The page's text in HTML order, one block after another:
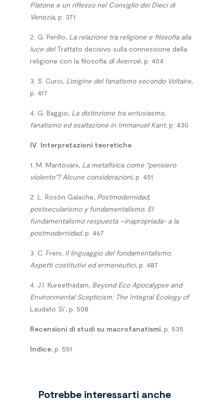
Platone e un riflesso nel Consiglio dei Dieci di
Venezia, p. 371
2. G. Perillo, La relazione tra religione e filosofia alla
luce delTrattato decisivo sulla connessione della
religione con la filosofia di Averroè, p. 404
3. S. Curci, L’origine del fanatismo secondo Voltaire,
p. 417
4. G. Baggio, La distinzione tra entusiasmo,
fanatismo ed esaltazione in Immanuel Kant, p. 430
IV. Interpretazioni teoretiche
1. M. Mantovani, La metafisica come “pensiero
violento”? Alcune considerazioni, p. 451
2. L. Rosón Galache, Postmodernidad,
postsecularismo y fundamentalismo. El
fundamentalismo respuesta –inapropriada- a la
postmodernidad, p. 467
3. C. Freni, Il linguaggio del fondamentalismo.
Aspetti costitutivi ed ermeneutici, p. 487
4. J.I. Kureethadam, Beyond Eco Apocalypse and
Environmental Scepticism: The Integral Ecology of
Laudato Si’, p. 508
Recensioni di studi su macrofanatismi, p. 535
Indice, p. 551
Potrebbe interessarti anche